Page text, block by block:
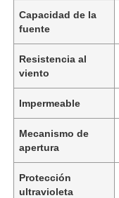
Capacidad de la
fuente
Resistencia al
viento
Impermeable
Mecanismo de
apertura
Protección
ultravioleta